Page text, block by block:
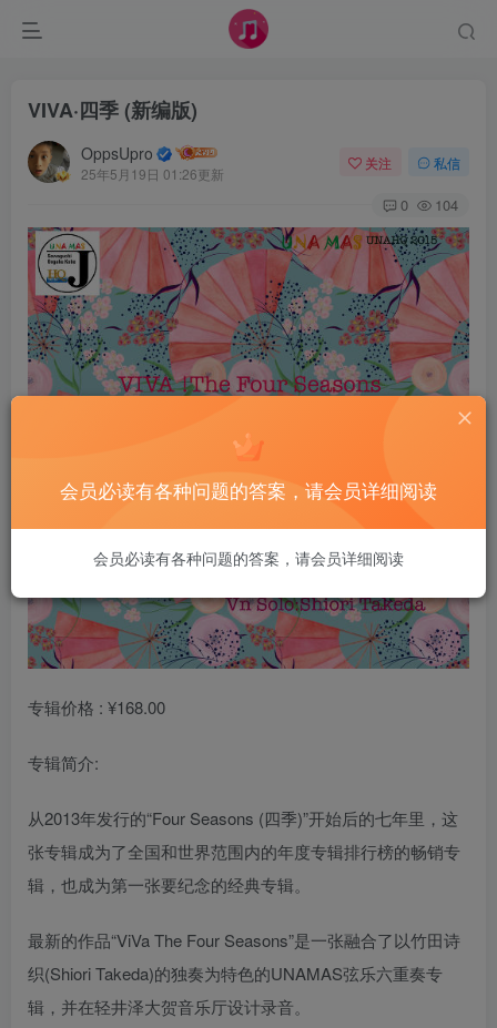
VIVA·四季 (新编版)
OppsUpro
25年5月19日 01:26更新
关注 私信
0 104
专辑价格 : ¥168.00
专辑简介:
从2013年发行的“Four Seasons (四季)”开始后的七年里，这
张专辑成为了全国和世界范围内的年度专辑排行榜的畅销专
辑，也成为第一张要纪念的经典专辑。
最新的作品“ViVa The Four Seasons”是一张融合了以竹田诗
织(Shiori Takeda)的独奏为特色的UNAMAS弦乐六重奏专
辑，并在轻井泽大贺音乐厅设计录音。
会员必读有各种问题的答案，请会员详细阅读
会员必读有各种问题的答案，请会员详细阅读